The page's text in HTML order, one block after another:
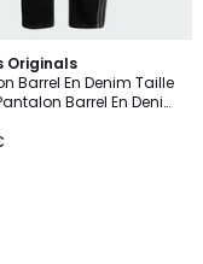
Originals
Barrel En Denim Taille
Barrel En Denim